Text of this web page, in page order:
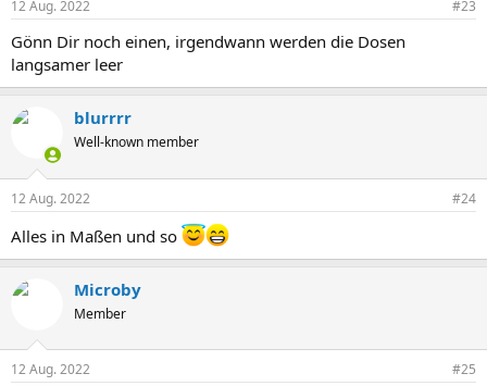
e
:
12 Aug. 2022 #23
Gönn Dir noch einen, irgendwann werden die Dosen
langsamer leer
blurrrr
Well-known member
12 Aug. 2022 #24
Alles in Maßen und so
Microby
Member
12 Aug. 2022 #25